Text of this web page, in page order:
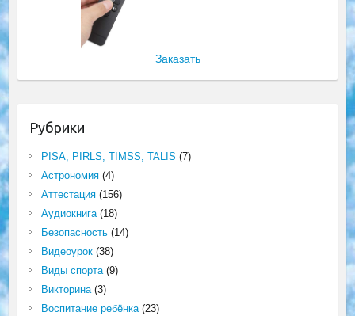
Заказать
Рубрики
PISA, PIRLS, TIMSS, TALIS (7)
Астрономия(4)
Аттестация(156)
Аудиокнига(18)
Безопасность(14)
Видеоурок(38)
Виды спорта(9)
Викторина(3)
Воспитание ребёнка(23)